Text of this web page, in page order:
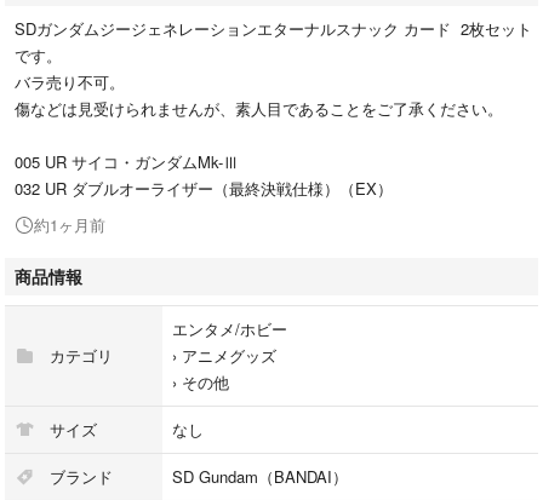
SDガンダムジージェネレーションエターナルスナック カード 2枚セット
です。
バラ売り不可。
傷などは見受けられませんが、素人目であることをご了承ください。
005 UR サイコ・ガンダムMk-Ⅲ
032 UR ダブルオーライザー（最終決戦仕様）（EX）
約1ヶ月前
商品情報
カテゴリ
エンタメ/ホビー
› アニメグッズ
› その他
サイズ なし
ブランド SD Gundam（BANDAI）